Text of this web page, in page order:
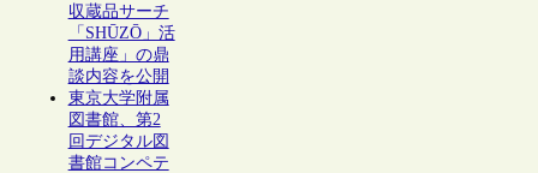
収蔵品サーチ
「SHŪZŌ」活
用講座」の鼎
談内容を公開
東京大学附属
図書館、第2
回デジタル図
書館コンペテ